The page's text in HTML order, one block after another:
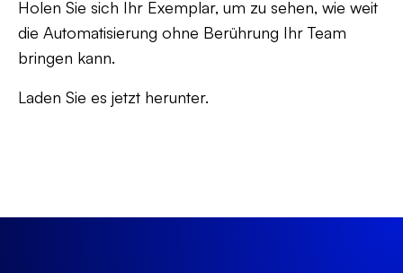
Holen Sie sich Ihr Exemplar, um zu sehen, wie weit
die Automatisierung ohne Berührung Ihr Team
bringen kann.
Laden Sie es jetzt herunter.